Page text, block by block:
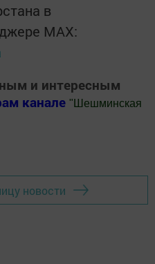
в
MАХ:
и интересным
канале " Шешминская
новости